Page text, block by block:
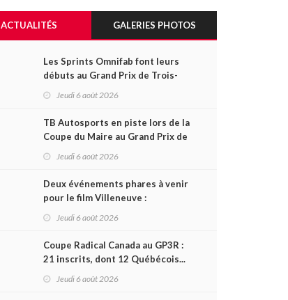
ACTUALITÉS GALERIES PHOTOS
Les Sprints Omnifab font leurs
débuts au Grand Prix de Trois-
Rivières avec un format inspiré
Jeudi 6 août 2026
TB Autosports en piste lors de la
Coupe du Maire au Grand Prix de
Trois-Rivières
Jeudi 6 août 2026
Deux événements phares à venir
pour le film Villeneuve :
L'ascension d'une légende (+
Jeudi 6 août 2026
Coupe Radical Canada au GP3R :
21 inscrits, dont 12 Québécois...
et un premier gain d'Antoine
Jeudi 6 août 2026